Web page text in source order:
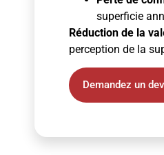
superficie
Réduction de la
perception de la
Demandez un